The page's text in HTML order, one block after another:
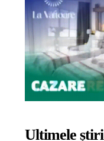
Ultimele știri